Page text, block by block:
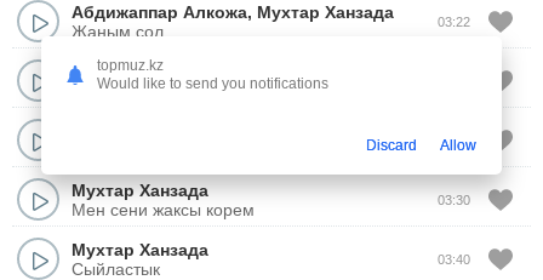
Абдижаппар Алкожа, Мухтар Ханзада
Жаным сол
03:22
Мухтар Ханзада
Уйге кайтам
03:13
Мухтар Ханзада
Мен сени жаксы корем
03:30
Мухтар Ханзада
Сыйластык
03:40
topmuz.kz
Would like to send you notifications
Discard Allow